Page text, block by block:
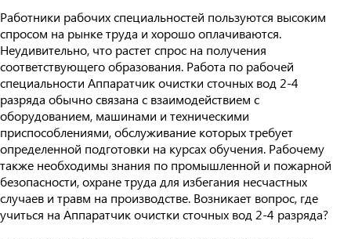
Работники рабочих специальностей пользуются высоким
спросом на рынке труда и хорошо оплачиваются.
Неудивительно, что растет спрос на получения
соответствующего образования. Работа по рабочей
специальности Аппаратчик очистки сточных вод 2-4
разряда обычно связана с взаимодействием с
оборудованием, машинами и техническими
приспособлениями, обслуживание которых требует
определенной подготовки на курсах обучения. Рабочему
также необходимы знания по промышленной и пожарной
безопасности, охране труда для избегания несчастных
случаев и травм на производстве. Возникает вопрос, где
учиться на Аппаратчик очистки сточных вод 2-4 разряда?